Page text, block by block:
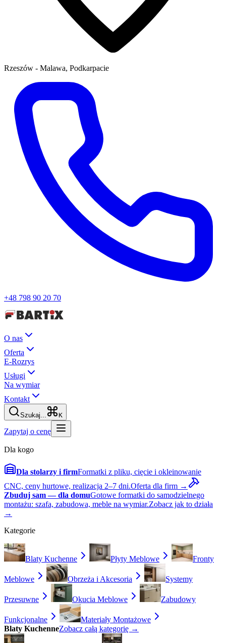
Rzeszów - Malawa, Podkarpacie
+48 798 90 20 70
O nas
Oferta
E-Rozrys
Usługi
Na wymiar
Kontakt
Szukaj... K
Zapytaj o cenę
Dla kogo
Dla stolarzy i firmFormatki z pliku, cięcie i okleinowanie
CNC, ceny hurtowe, realizacja 2–7 dni.Oferta dla firm →
Zbuduj sam — dla domuGotowe formatki do samodzielnego
montażu: szafa, zabudowa, meble na wymiar.Zobacz jak to działa
→
Kategorie
Blaty Kuchenne Płyty Meblowe Fronty
Meblowe Obrzeża i Akcesoria Systemy
Przesuwne Okucia Meblowe Zabudowy
Funkcjonalne
Materiały Montażowe
Blaty KuchenneZobacz całą kategorię →